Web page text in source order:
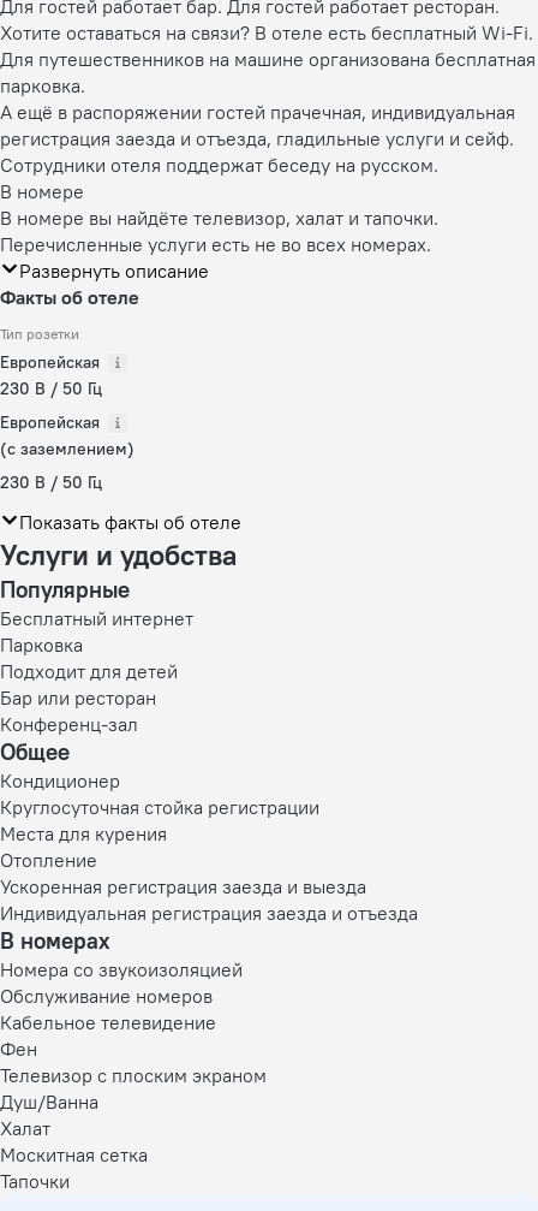
Для гостей работает бар. Для гостей работает ресторан.
Хотите оставаться на связи? В отеле есть бесплатный Wi-Fi.
Для путешественников на машине организована бесплатная
парковка.
А ещё в распоряжении гостей прачечная, индивидуальная
регистрация заезда и отъезда, гладильные услуги и сейф.
Сотрудники отеля поддержат беседу на русском.
В номере
В номере вы найдёте телевизор, халат и тапочки.
Перечисленные услуги есть не во всех номерах.
Развернуть описание
Факты об отеле
Тип розетки
Европейская
230 В / 50 Гц
Европейская
(с заземлением)
230 В / 50 Гц
Показать факты об отеле
Услуги и удобства
Популярные
Бесплатный интернет
Парковка
Подходит для детей
Бар или ресторан
Конференц-зал
Общее
Кондиционер
Круглосуточная стойка регистрации
Места для курения
Отопление
Ускоренная регистрация заезда и выезда
Индивидуальная регистрация заезда и отъезда
В номерах
Номера со звукоизоляцией
Обслуживание номеров
Кабельное телевидение
Фен
Телевизор с плоским экраном
Душ/Ванна
Халат
Москитная сетка
Тапочки